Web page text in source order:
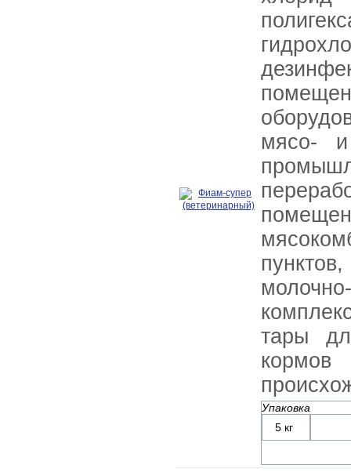
мясо- и
тары
кормов
Упаковка
5 кг